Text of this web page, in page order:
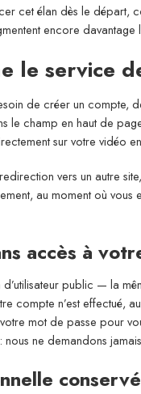
cet élan dès le départ,
encore
le service
de créer un
le champ en haut de
sur votre vidéo
vers un autre
au moment où
accès à
public — la
compte n’est effectué,
mot de passe pour
ne demandons